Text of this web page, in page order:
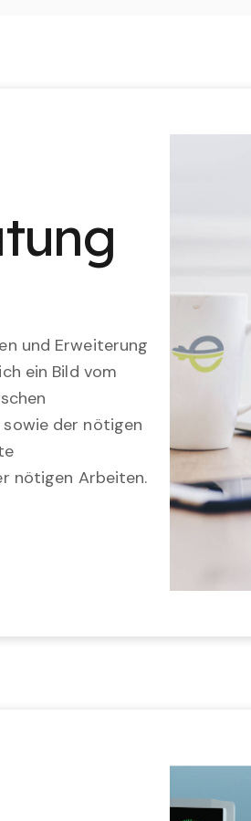
und Erweiterung
ein Bild vom
der nötigen
nötigen Arbeiten.